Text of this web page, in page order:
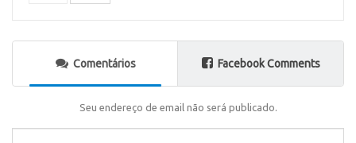
Comentários Facebook Comments
Seu endereço de email não será publicado.